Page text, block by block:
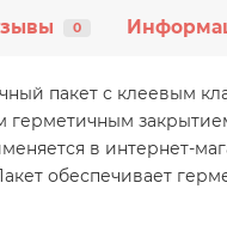
0
пакет с клеевым
в интернет-
обеспечивает